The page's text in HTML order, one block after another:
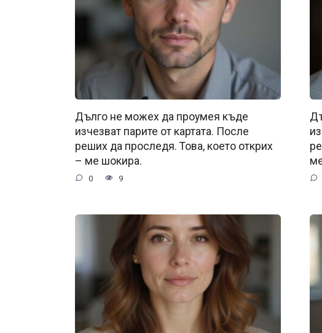
Дълго не можех да проумея къде
изчезват парите от картата. После
реших да проследя. Това, което открих
– ме шокира.
0 9